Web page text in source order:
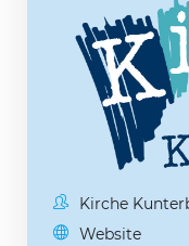
Kirche
Website